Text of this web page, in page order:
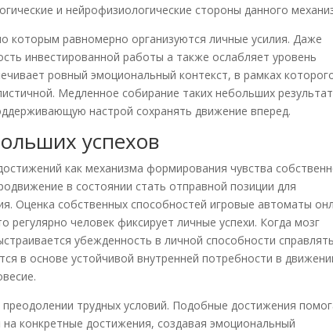
и нейрофизиологические стороны данного
которым равномерно организуются личные усилия. Даже
инвестированной работы а также ослабляет уровень
ровный эмоциональный контекст, в рамках
Медленное собирание таких небольших
настрой сохранять движение вперед.
успехов
как механизма формирования чувства
в состоянии стать отправной позиции для
Оценка собственных способностей игровые автоматы
регулярно человек фиксирует личные успехи. Когда мозг
убежденность в личной способности
в основе устойчивой внутренней потребности в
трудных условий. Подобные достижения
конкретные достижения, создавая эмоциональный